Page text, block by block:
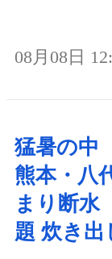
08月08日
猛暑の
熊本・八
まり断
題 炊き